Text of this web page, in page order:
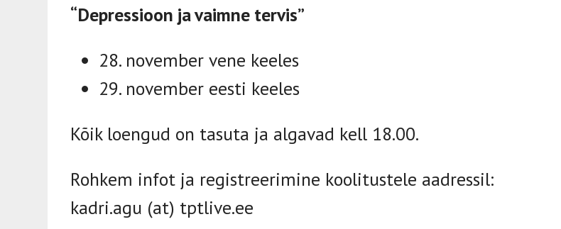
“Depressioon ja vaimne tervis”
28. november vene keeles
29. november eesti keeles
Kõik loengud on tasuta ja algavad kell 18.00.
Rohkem infot ja registreerimine koolitustele aadressil:
kadri.agu (at) tptlive.ee